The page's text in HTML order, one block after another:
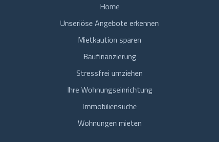
Home
Unseriöse Angebote erkennen
Mietkaution sparen
Baufinanzierung
Stressfrei umziehen
Ihre Wohnungseinrichtung
Immobiliensuche
Wohnungen mieten